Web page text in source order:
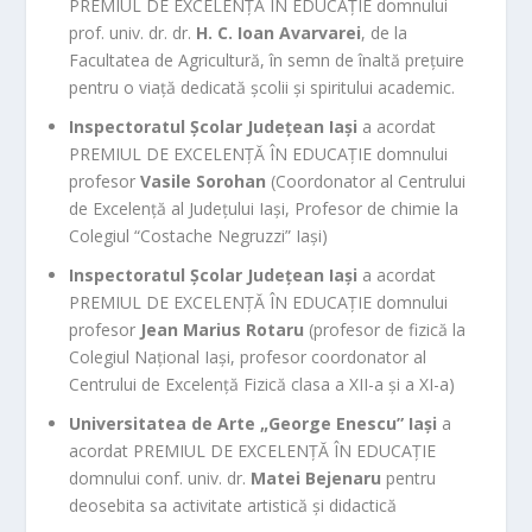
PREMIUL DE EXCELENȚĂ ÎN EDUCAȚIE domnului
prof. univ. dr. dr. H. C. Ioan Avarvarei, de la
Facultatea de Agricultură, în semn de înaltă prețuire
pentru o viață dedicată școlii și spiritului academic.
Inspectoratul Școlar Județean Iași a acordat
PREMIUL DE EXCELENȚĂ ÎN EDUCAȚIE domnului
profesorVasile Sorohan (Coordonator al Centrului
de Excelență al Județului Iași, Profesor de chimie la
Colegiul “Costache Negruzzi” Iași)
Inspectoratul Școlar Județean Iași a acordat
PREMIUL DE EXCELENȚĂ ÎN EDUCAȚIE domnului
profesor Jean Marius Rotaru (profesor de fizică la
Colegiul Național Iași, profesor coordonator al
Centrului de Excelență Fizică clasa a XII-a și a XI-a)
Universitatea de Arte „George Enescu” Iași a
acordat PREMIUL DE EXCELENȚĂ ÎN EDUCAȚIE
domnului conf. univ. dr. Matei Bejenaru pentru
deosebita sa activitate artistică și didactică